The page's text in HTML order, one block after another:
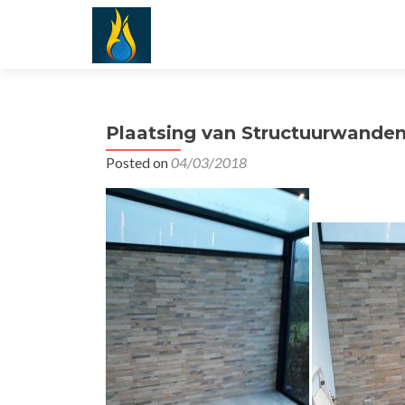
Plaatsing van Structuurwanden
Posted on04/03/2018